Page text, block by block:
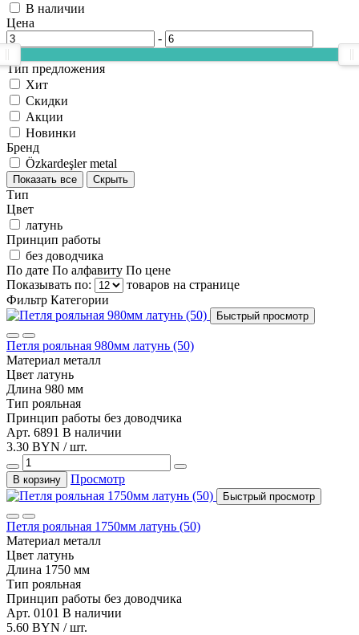
В наличии
Цена
-
Тип предложения
Хит
Скидки
Акции
Новинки
Бренд
Özkardeşler metal
Показать все Скрыть
Тип
Цвет
латунь
Принцип работы
без доводчика
По дате По алфавиту По цене
Показывать по:
товаров на странице
Фильтр Категории
Быстрый просмотр
Петля рояльная 980мм латунь (50)
Материал металл
Цвет латунь
Длина 980 мм
Тип рояльная
Принцип работы без доводчика
Арт. 6891 В наличии
3.30 BYN / шт.
В корзину Просмотр
Быстрый просмотр
Петля рояльная 1750мм латунь (50)
Материал металл
Цвет латунь
Длина 1750 мм
Тип рояльная
Принцип работы без доводчика
Арт. 0101 В наличии
5.60 BYN / шт.